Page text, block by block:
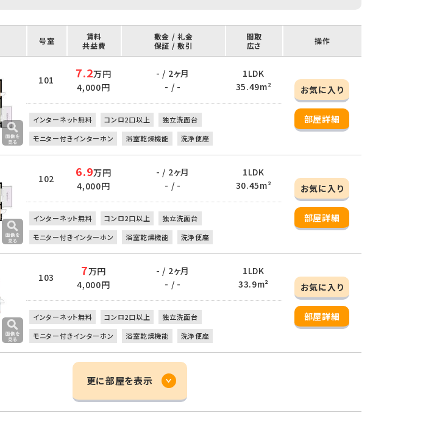
号室
賃料
共益費
敷金 / 礼金
保証 / 敷引
間取
広さ
操作
101 7.2万円
4,000円
- / 2ヶ月
- / -
1LDK
35.49m²
お気に入り
部屋詳細
インターネット無料 コンロ2口以上
独立洗面台
モニター付きインターホン
浴室乾燥機能 洗浄便座
102 6.9万円
4,000円
- / 2ヶ月
- / -
1LDK
30.45m²
お気に入り
部屋詳細
インターネット無料 コンロ2口以上
独立洗面台
モニター付きインターホン
浴室乾燥機能 洗浄便座
103 7万円
4,000円
- / 2ヶ月
- / -
1LDK
33.9m²
お気に入り
部屋詳細
インターネット無料 コンロ2口以上
独立洗面台
モニター付きインターホン
浴室乾燥機能 洗浄便座
更に部屋を表示